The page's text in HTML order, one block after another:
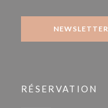
NEWSLETTER
RÉSERVATION